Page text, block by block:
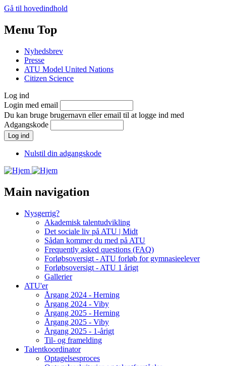
Gå til hovedindhold
Menu Top
Nyhedsbrev
Presse
ATU Model United Nations
Citizen Science
Log ind
Login med email
Du kan bruge brugernavn eller email til at logge ind med
Adgangskode
Nulstil din adgangskode
Main navigation
Nysgerrig?
Akademisk talentudvikling
Det sociale liv på ATU | Midt
Sådan kommer du med på ATU
Frequently asked questions (FAQ)
Forløbsoversigt - ATU forløb for gymnasieelever
Forløbsoversigt - ATU 1 årigt
Gallerier
ATU'er
Årgang 2024 - Herning
Årgang 2024 - Viby
Årgang 2025 - Herning
Årgang 2025 - Viby
Årgang 2025 - 1-årigt
Til- og framelding
Talentkoordinator
Optagelsesproces